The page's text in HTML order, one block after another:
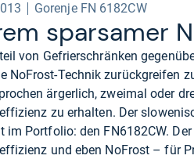
Gorenje FN 6182CW
spar­sa­mer
von Gefrierschränken
NoFrost-Technik zurückgreifen
ärgerlich, zweimal oder
zu erhalten. Der
im Portfolio: den FN6182CW.
und eben NoFrost – für